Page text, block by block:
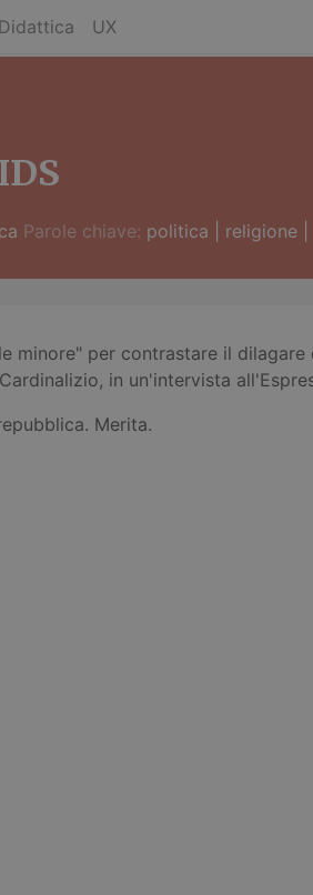
Didattica UX
Parole chiave: politica religione
minore" per contrastare il
in un'intervista
Merita.